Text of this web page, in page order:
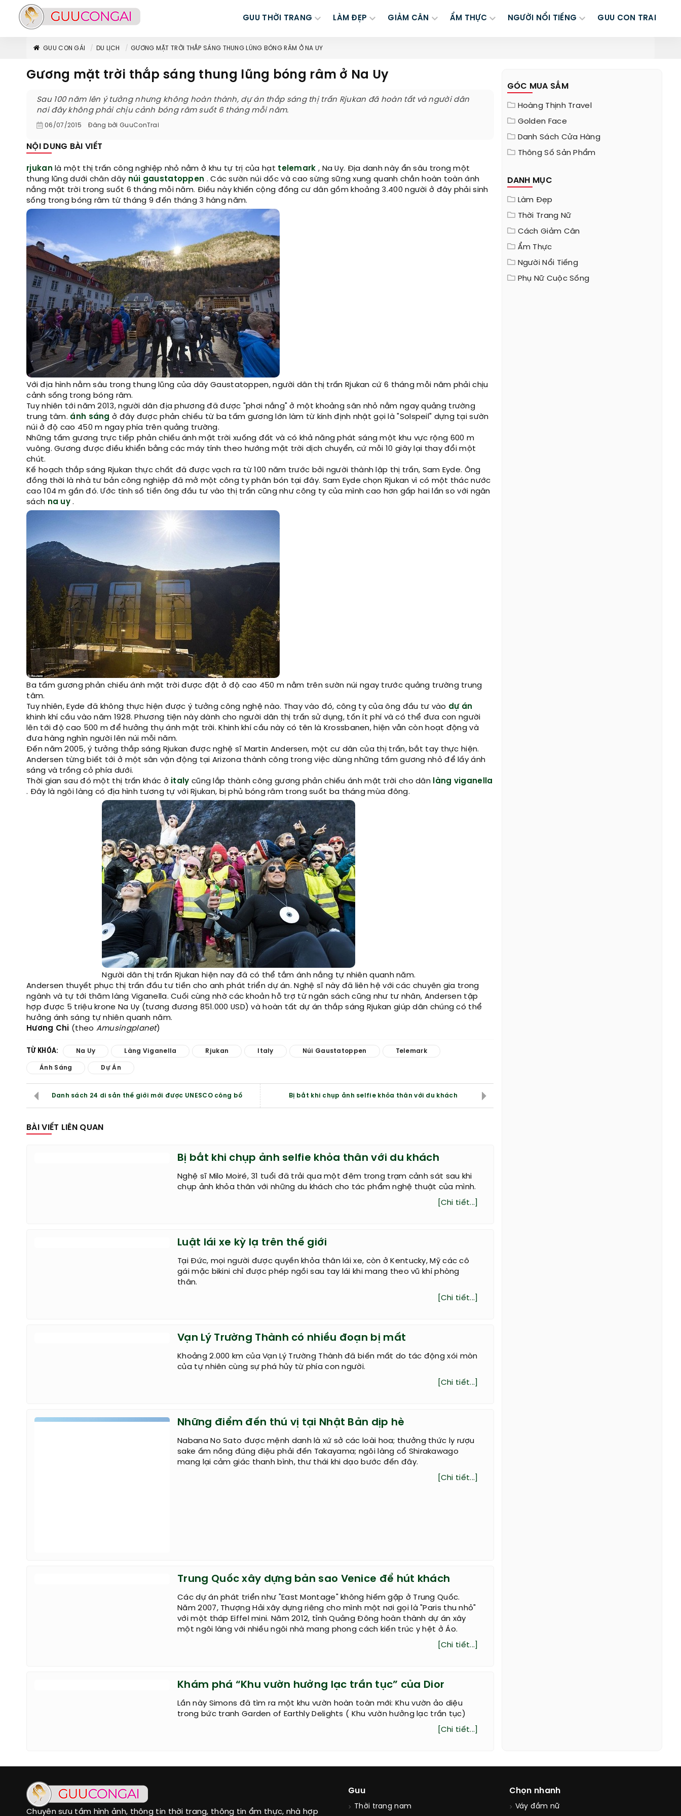
GUU THỜI TRANG LÀM ĐẸP GIẢM CÂN ẨM THỰC NGƯỜI NỔI TIẾNG GUU CON TRAI
GUU CON GÁI DU LỊCH GƯƠNG MẶT TRỜI THẮP SÁNG THUNG LŨNG BÓNG RÂM Ở NA UY
Gương mặt trời thắp sáng thung lũng bóng râm ở Na Uy
Sau 100 năm lên ý tưởng nhưng không hoàn thành, dự án thắp sáng thị trấn Rjukan đã hoàn tất và người dân
nơi đây không phải chịu cảnh bóng râm suốt 6 tháng mỗi năm.
06/07/2015 Đăng bởi GuuConTrai
NỘI DUNG BÀI VIẾT
rjukan là một thị trấn công nghiệp nhỏ nằm ở khu tự trị của hạt telemark , Na Uy. Địa danh này ẩn sâu trong một
thung lũng dưới chân dãy núi gaustatoppen . Các sườn núi dốc và cao sừng sững xung quanh chắn hoàn toàn ánh
nắng mặt trời trong suốt 6 tháng mỗi năm. Điều này khiến cộng đồng cư dân gồm khoảng 3.400 người ở đây phải sinh
sống trong bóng râm từ tháng 9 đến tháng 3 hàng năm.
Với địa hình nằm sâu trong thung lũng của dãy Gaustatoppen, người dân thị trấn Rjukan cứ 6 tháng mỗi năm phải chịu
cảnh sống trong bóng râm.
Tuy nhiên tới năm 2013, người dân địa phương đã được "phơi nắng" ở một khoảng sân nhỏ nằm ngay quảng trường
trung tâm. ánh sáng ở đây được phản chiếu từ ba tấm gương lớn làm từ kính định nhật gọi là "Solspeil" dựng tại sườn
núi ở độ cao 450 m ngay phía trên quảng trường.
Những tấm gương trực tiếp phản chiếu ánh mặt trời xuống đất và có khả năng phát sáng một khu vực rộng 600 m
vuông. Gương được điều khiển bằng các máy tính theo hướng mặt trời dịch chuyển, cứ mỗi 10 giây lại thay đổi một
chút.
Kế hoạch thắp sáng Rjukan thực chất đã được vạch ra từ 100 năm trước bởi người thành lập thị trấn, Sam Eyde. Ông
đồng thời là nhà tư bản công nghiệp đã mở một công ty phân bón tại đây. Sam Eyde chọn Rjukan vì có một thác nước
cao 104 m gần đó. Ước tính số tiền ông đầu tư vào thị trấn cũng như công ty của mình cao hơn gấp hai lần so với ngân
sách na uy .
Ba tấm gương phản chiếu ánh mặt trời được đặt ở độ cao 450 m nằm trên sườn núi ngay trước quảng trường trung
tâm.
Tuy nhiên, Eyde đã không thực hiện được ý tưởng công nghệ nào. Thay vào đó, công ty của ông đầu tư vào dự án
khinh khí cầu vào năm 1928. Phương tiện này dành cho người dân thị trấn sử dụng, tốn ít phí và có thể đưa con người
lên tới độ cao 500 m để hưởng thụ ánh mặt trời. Khinh khí cầu này có tên là Krossbanen, hiện vẫn còn hoạt động và
đưa hàng nghìn người lên núi mỗi năm.
Đến năm 2005, ý tưởng thắp sáng Rjukan được nghệ sĩ Martin Andersen, một cư dân của thị trấn, bắt tay thực hiện.
Andersen từng biết tới ở một sân vận động tại Arizona thành công trong việc dùng những tấm gương nhỏ để lấy ánh
sáng và trồng cỏ phía dưới.
Thời gian sau đó một thị trấn khác ở italy cũng lắp thành công gương phản chiếu ánh mặt trời cho dân
làng viganella
. Đây là ngôi làng có địa hình tương tự với Rjukan, bị phủ bóng râm trong suốt ba tháng mùa đông.
Người dân thị trấn Rjukan hiện nay đã có thể tắm ánh nắng tự nhiên quanh năm.
Andersen thuyết phục thị trấn đầu tư tiền cho anh phát triển dự án. Nghệ sĩ này đã liên hệ với các chuyên gia trong
ngành và tự tới thăm làng Viganella. Cuối cùng nhờ các khoản hỗ trợ từ ngân sách cũng như tư nhân, Andersen tập
hợp được 5 triệu krone Na Uy (tương đương 851.000 USD) và hoàn tất dự án thắp sáng Rjukan giúp dân chúng có thể
hưởng ánh sáng tự nhiên quanh năm.
Hương Chi (theo Amusingplanet)
TỪ KHÓA: Na Uy Làng Viganella Rjukan Italy Núi Gaustatoppen Telemark
Ánh Sáng Dự Án
Danh sách 24 di sản thế giới mới được UNESCO công bố Bị bắt khi chụp ảnh selfie khỏa thân với du khách
BÀI VIẾT LIÊN QUAN
Bị bắt khi chụp ảnh selfie khỏa thân với du khách
Nghệ sĩ Milo Moiré, 31 tuổi đã trải qua một đêm trong trạm cảnh sát sau khi
chụp ảnh khỏa thân với những du khách cho tác phẩm nghệ thuật của mình.
[Chi tiết...]
Tại Đức, mọi người được quyền khỏa thân lái xe, còn ở Kentucky, Mỹ các cô
gái mặc bikini chỉ được phép ngồi sau tay lái khi mang theo vũ khí phòng
thân.
Vạn Lý Trường Thành có nhiều đoạn bị mất
Khoảng 2.000 km của Vạn Lý Trường Thành đã biến mất do tác động xói mòn
của tự nhiên cùng sự phá hủy từ phía con người.
[Chi tiết...]
Trung Quốc xây dựng bản sao Venice để hút khách
Các dự án phát triển như "East Montage" không hiếm gặp ở Trung Quốc.
Năm 2007, Thượng Hải xây dựng riêng cho mình một nơi gọi là "Paris thu nhỏ"
với một tháp Eiffel mini. Năm 2012, tỉnh Quảng Đông hoàn thành dự án xây
một ngôi làng với nhiều ngôi nhà mang phong cách kiến trúc y hệt ở Áo.
Khám phá “Khu vườn hưởng lạc trần tục” của Dior
Lần này Simons đã tìm ra một khu vườn hoàn toàn mới: Khu vườn ảo diệu
GÓC MUA SẮM
Hoàng Thịnh Travel
Golden Face
Danh Sách Cửa Hàng
Thông Số Sản Phẩm
DANH MỤC
Làm Đẹp
Thời Trang Nữ
Cách Giảm Cân
Ẩm Thực
Người Nổi Tiếng
Phụ Nữ Cuộc Sống